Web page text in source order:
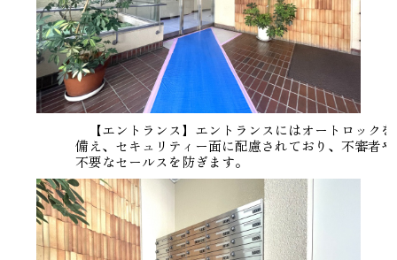
【エントランス】エントランスにはオートロックを
備え、セキュリティー面に配慮されており、不審者や
不要なセールスを防ぎます。